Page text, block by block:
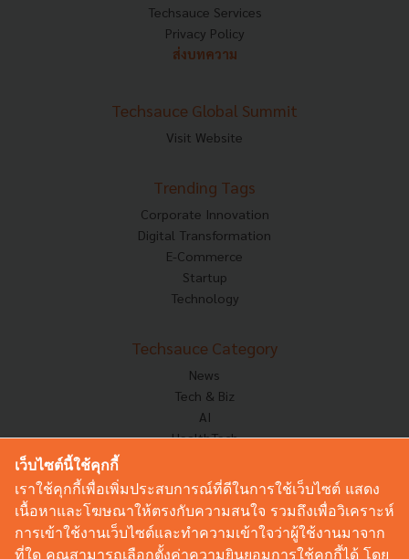
Techsauce Services
Privacy Policy
ส่งบทความ
Techsauce Global Summit
Visit Website
Trending Tags
Corporate Innovation
Digital Transformation
E-Commerce
Startup
Technology
Techsauce Category
News
Tech & Biz
AI
HealthTech
Corp Innov
Saucy Thoughts
Based On
Sustainable
เว็บไซต์นี้ใช้คุกกี้
เราใช้คุกกี้เพื่อเพิ่มประสบการณ์ที่ดีในการใช้เว็บไซต์ แสดง
เนื้อหาและโฆษณาให้ตรงกับความสนใจ รวมถึงเพื่อวิเคราะห์
การเข้าใช้งานเว็บไซต์และทำความเข้าใจว่าผู้ใช้งานมาจาก
ที่ใด คุณสามารถเลือกตั้งค่าความยินยอมการใช้คุกกี้ได้ โดย